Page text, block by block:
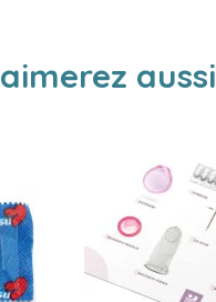
aussi